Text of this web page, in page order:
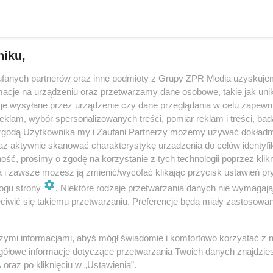
podróbkami w internecie. Policjanci szybko
Rudy Śląskiej usłyszał kilkadziesiąt zarzutów w związku ze
znakami towarowymi. Mężczyzna za pośrednictwem znanego
oferował towar cał…
w regulaminie serwisu OLX. Zobaczcie, co
handlowy OLX cieszy się niezmiennie od lat sporym
partnerów oraz inne podmioty z Grupy ZPR Media
na urządzeniu oraz przetwarzamy dane osobowe, takie jak
wysyłane przez urządzenie czy dane przeglądania w celu
wybór spersonalizowanych treści, pomiar reklam i treści,
Użytkownika my i Zaufani Partnerzy możemy używać
aktywnie skanować charakterystykę urządzenia do celów
prosimy o zgodę na korzystanie z tych technologii poprzez
i zawsze możesz ją zmienić/wycofać klikając przycisk ustawień
strony
. Niektóre rodzaje przetwarzania danych nie
się takiemu przetwarzaniu. Preferencje będą miały
informacjami, abyś mógł świadomie i komfortowo korzystać z
informacje dotyczące przetwarzania Twoich danych
oraz po kliknięciu w „Ustawienia”.